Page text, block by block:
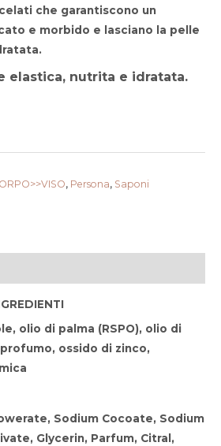
che garantiscono un
e morbido e lasciano la pelle
elastica, nutrita e idratata.
, Persona, Saponi
olio di palma (RSPO), olio di
ossido di zinco,
Sodium Cocoate, Sodium
Glycerin, Parfum, Citral,